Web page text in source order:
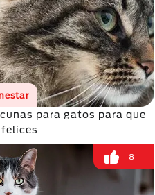
para gatos para que
8